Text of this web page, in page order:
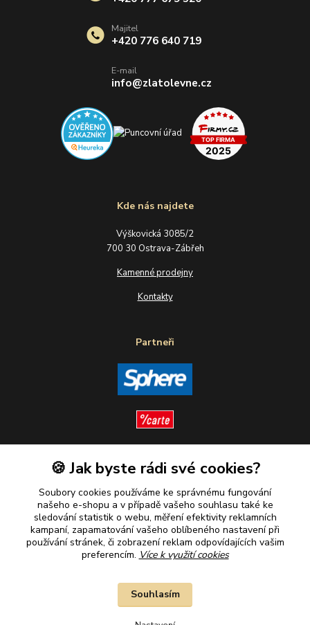
Kde nás najdete
Výškovická 3085/2
700 30 Ostrava-Zábřeh
Kamenné prodejny
Kontakty
Partneři
Sledujte nás
Plaťte u nás bezpečně
Majitel
+420 776 640 719
E-mail
info@zlatolevne.cz
🍪 Jak byste rádi své cookies?
Soubory cookies používáme ke správnému fungování
našeho e-shopu a v případě vašeho souhlasu také ke
sledování statistik o webu, měření efektivity reklamních
kampaní, zapamatování vašeho oblíbeného nastavení při
používání stránek, či zobrazení reklam odpovídajících vašim
preferencím. Více k využití cookies
Souhlasím